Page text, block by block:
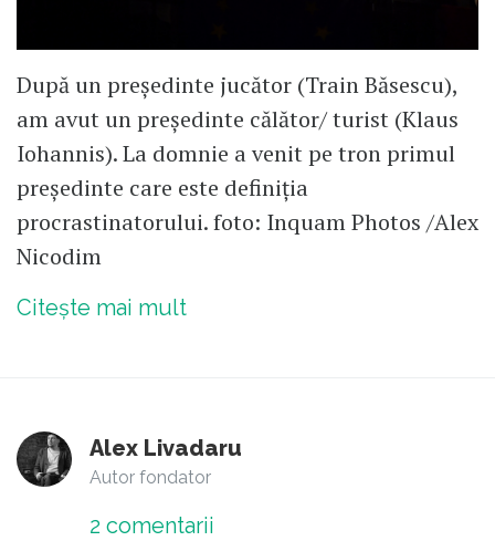
După un președinte jucător (Train Băsescu),
am avut un președinte călător/ turist (Klaus
Iohannis). La domnie a venit pe tron primul
președinte care este definiția
procrastinatorului. foto: Inquam Photos /Alex
Nicodim
Citește mai mult
Alex Livadaru
Autor fondator
2 comentarii